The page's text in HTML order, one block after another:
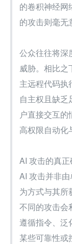
的卷积神经网
的攻击则毫无
公众往往将深
威胁。相比之
主远程代码执
自主权且缺
户直接交互
高权限自动化
AI 攻击的真
AI 攻击并非
为方式与其所
不同的攻击会
遵循指令、泛
某些可靠性或